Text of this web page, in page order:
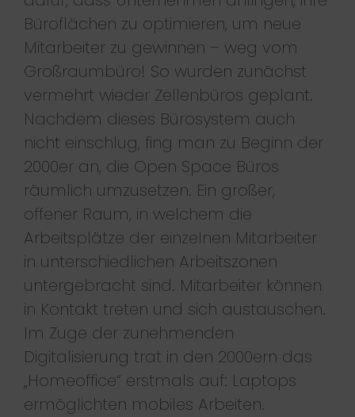
Büroflächen zu optimieren, um neue
Mitarbeiter zu gewinnen – weg vom
Großraumbüro! So wurden zunächst
vermehrt wieder Zellenbüros geplant.
Nachdem dieses Bürosystem auch
nicht einschlug, fing man zu Beginn der
2000er an, die Open Space Büros
räumlich umzusetzen. Ein großer,
offener Raum, in welchem die
Arbeitsplätze der einzelnen Mitarbeiter
in unterschiedlichen Arbeitszonen
untergebracht sind. Mitarbeiter können
in Kontakt treten und sich austauschen.
Im Zuge der zunehmenden
Digitalisierung trat in den 2000ern das
„Homeoffice“ erstmals auf: Laptops
ermöglichten mobiles Arbeiten.